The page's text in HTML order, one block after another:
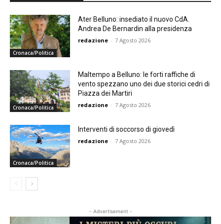
Cronaca/Politica
Ater Belluno: insediato il nuovo CdA.
Andrea De Bernardin alla presidenza
redazione - 7 Agosto 2026
Cronaca/Politica
Maltempo a Belluno: le forti raffiche di
vento spezzano uno dei due storici cedri di
Piazza dei Martiri
redazione - 7 Agosto 2026
Cronaca/Politica
Interventi di soccorso di giovedì
redazione - 7 Agosto 2026
- Advertisement -